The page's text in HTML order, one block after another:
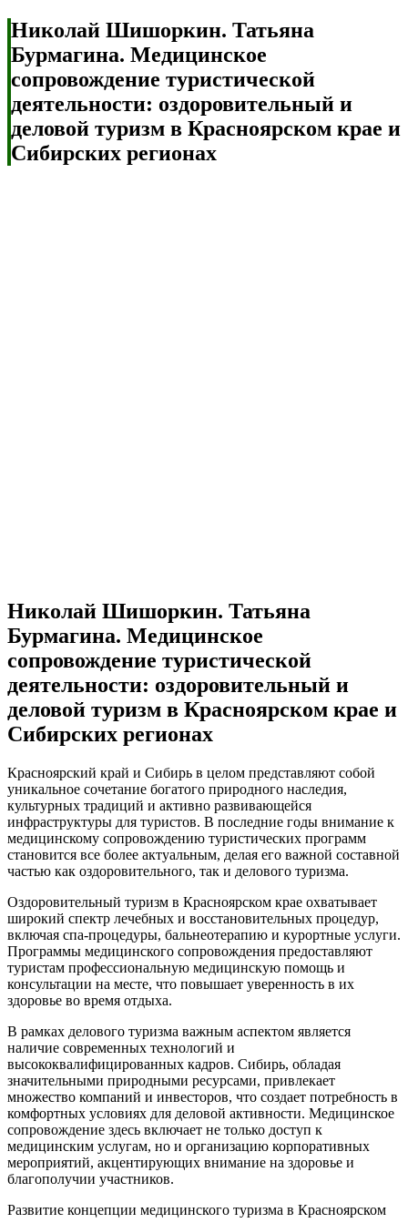
Николай Шишоркин. Татьяна
Бурмагина. Медицинское
сопровождение туристической
деятельности: оздоровительный и
деловой туризм в Красноярском крае и
Сибирских регионах
Николай Шишоркин. Татьяна
Бурмагина. Медицинское
сопровождение туристической
деятельности: оздоровительный и
деловой туризм в Красноярском крае и
Сибирских регионах
Красноярский край и Сибирь в целом представляют собой
уникальное сочетание богатого природного наследия,
культурных традиций и активно развивающейся
инфраструктуры для туристов. В последние годы внимание к
медицинскому сопровождению туристических программ
становится все более актуальным, делая его важной составной
частью как оздоровительного, так и делового туризма.
Оздоровительный туризм в Красноярском крае охватывает
широкий спектр лечебных и восстановительных процедур,
включая спа-процедуры, бальнеотерапию и курортные услуги.
Программы медицинского сопровождения предоставляют
туристам профессиональную медицинскую помощь и
консультации на месте, что повышает уверенность в их
здоровье во время отдыха.
В рамках делового туризма важным аспектом является
наличие современных технологий и
высококвалифицированных кадров. Сибирь, обладая
значительными природными ресурсами, привлекает
множество компаний и инвесторов, что создает потребность в
комфортных условиях для деловой активности. Медицинское
сопровождение здесь включает не только доступ к
медицинским услугам, но и организацию корпоративных
мероприятий, акцентирующих внимание на здоровье и
благополучии участников.
Развитие концепции медицинского туризма в Красноярском